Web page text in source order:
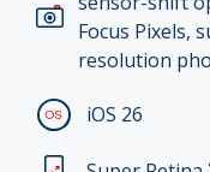
Focus Pixels,
resolution
iOS 26